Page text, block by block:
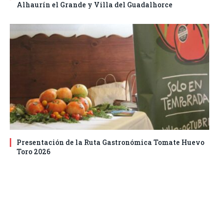
Alhaurín el Grande y Villa del Guadalhorce
Presentación de la Ruta Gastronómica Tomate Huevo
Toro 2026